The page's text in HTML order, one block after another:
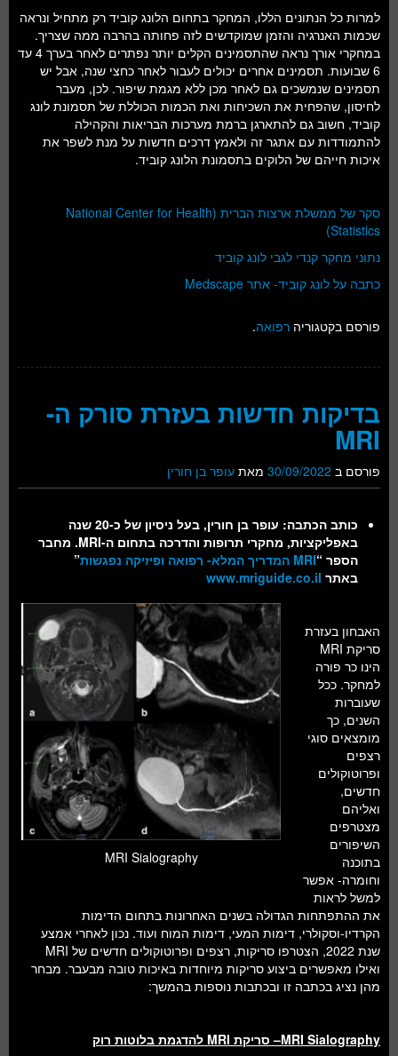
למרות כל הנתונים הללו, המחקר בתחום הלונג קוביד רק מתחיל ונראה
שכמות האנרגיה והזמן שמוקדשים לזה פחותה בהרבה ממה שצריך.
במחקרי אורך נראה שהתסמינים הקלים יותר נפתרים לאחר בערך 4 עד
6 שבועות. תסמינים אחרים יכולים לעבור לאחר כחצי שנה, אבל יש
תסמינים שנמשכים גם לאחר מכן ללא מגמת שיפור. לכן, מעבר
לחיסון, שהפחית את השכיחות ואת הכמות הכוללת של תסמונת לונג
קוביד, חשוב גם להתארגן ברמת מערכות הבריאות והקהילה
להתמודדות עם אתגר זה ולאמץ דרכים חדשות על מנת לשפר את
איכות חייהם של הלוקים בתסמונת הלונג קוביד.
סקר של ממשלת ארצות הברית (National Center for Health
Statistics)
נתוני מחקר קנדי לגבי לונג קוביד
כתבה על לונג קוביד- אתר Medscape
פורסם בקטגוריה רפואה.
בדיקות חדשות בעזרת סורק ה-
MRI
פורסם ב 30/09/2022 מאת עופר בן חורין
כותב הכתבה: עופר בן חורין, בעל ניסיון של כ-20 שנה
באפליקציות, מחקרי תרופות והדרכה בתחום ה-MRI. מחבר
הספר “MRI המדריך המלא- רפואה ופיזיקה נפגשות
”
באתר www.mriguide.co.il
MRI Sialography
האבחון בעזרת
סריקת MRI
הינו כר פורה
למחקר. ככל
שעוברות
השנים, כך
מומצאים סוגי
רצפים
ופרוטוקולים
חדשים,
ואליהם
מצטרפים
השיפורים
בתוכנה
וחומרה- אפשר
למשל לראות
את ההתפתחות הגדולה בשנים האחרונות בתחום הדימות
הקרדיו-וסקולרי, דימות המעי, דימות המוח ועוד. נכון לאחרי אמצע
שנת 2022, הצטרפו סריקות, רצפים ופרוטוקולים חדשים של MRI
ואילו מאפשרים ביצוע סריקות מיוחדות באיכות טובה מבעבר. מבחר
מהן נציג בכתבה זו ובכתבות נוספות בהמשך:
MRI Sialography– סריקת MRI להדגמת בלוטות רוק